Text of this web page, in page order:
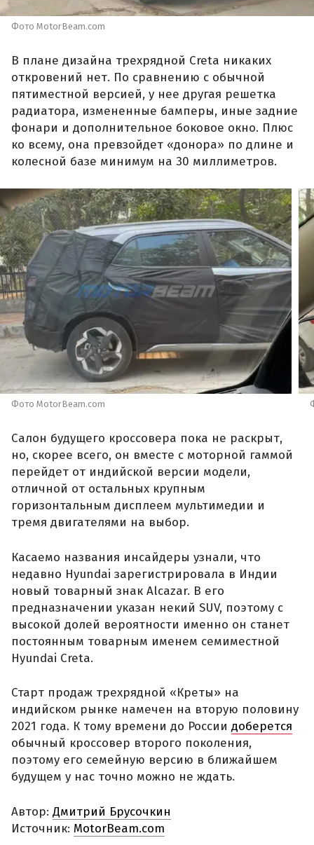
Фото MotorBeam.com
В плане дизайна трехрядной Creta никаких
откровений нет. По сравнению с обычной
пятиместной версией, у нее другая решетка
радиатора, измененные бамперы, иные задние
фонари и дополнительное боковое окно. Плюс
ко всему, она превзойдет «донора» по длине и
колесной базе минимум на 30 миллиметров.
Фото MotorBeam.com
Салон будущего кроссовера пока не раскрыт,
но, скорее всего, он вместе с моторной гаммой
перейдет от индийской версии модели,
отличной от остальных крупным
горизонтальным дисплеем мультимедии и
тремя двигателями на выбор.
Касаемо названия инсайдеры узнали, что
недавно Hyundai зарегистрировала в Индии
новый товарный знак Alcazar. В его
предназначении указан некий SUV, поэтому с
высокой долей вероятности именно он станет
постоянным товарным именем семиместной
Hyundai Creta.
Старт продаж трехрядной «Креты» на
индийском рынке намечен на вторую половину
2021 года. К тому времени до России доберется
обычный кроссовер второго поколения,
поэтому его семейную версию в ближайшем
будущем у нас точно можно не ждать.
Автор: Дмитрий Брусочкин
Источник: MotorBeam.com